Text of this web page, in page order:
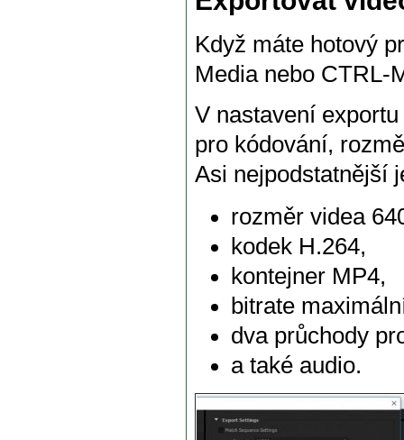
Když máte hotový
Media nebo CTRL-
V nastavení
pro kódování,
Asi nejpodstatnější
rozměr videa
kodek H.264,
kontejner MP4,
bitrate
dva průchody
a také audio.